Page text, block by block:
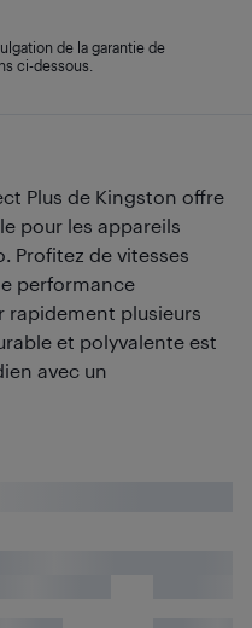
Plus de Kingston offre
pour les appareils
Profitez de vitesses
performance
rapidement plusieurs
et polyvalente est
avec un
de la garantie de
ci-dessous.